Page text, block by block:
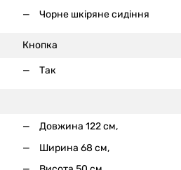
Чорне шкіряне сидіння
Кнопка
Так
Довжина 122 см,
Ширина 68 см,